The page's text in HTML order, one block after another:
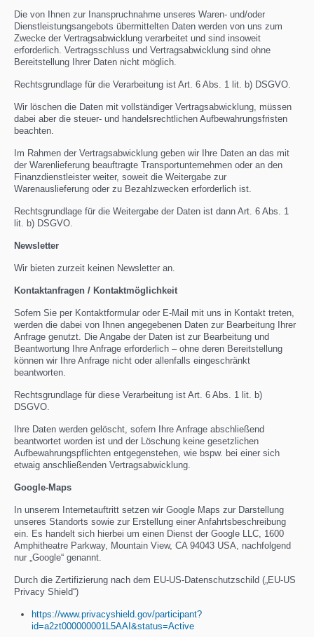
Die von Ihnen zur Inanspruchnahme unseres Waren- und/oder
Dienstleistungsangebots übermittelten Daten werden von uns zum
Zwecke der Vertragsabwicklung verarbeitet und sind insoweit
erforderlich. Vertragsschluss und Vertragsabwicklung sind ohne
Bereitstellung Ihrer Daten nicht möglich.
Rechtsgrundlage für die Verarbeitung ist Art. 6 Abs. 1 lit. b) DSGVO.
Wir löschen die Daten mit vollständiger Vertragsabwicklung, müssen
dabei aber die steuer- und handelsrechtlichen Aufbewahrungsfristen
beachten.
Im Rahmen der Vertragsabwicklung geben wir Ihre Daten an das mit
der Warenlieferung beauftragte Transportunternehmen oder an den
Finanzdienstleister weiter, soweit die Weitergabe zur
Warenauslieferung oder zu Bezahlzwecken erforderlich ist.
Rechtsgrundlage für die Weitergabe der Daten ist dann Art. 6 Abs. 1
lit. b) DSGVO.
Newsletter
Wir bieten zurzeit keinen Newsletter an.
Kontaktanfragen / Kontaktmöglichkeit
Sofern Sie per Kontaktformular oder E-Mail mit uns in Kontakt treten,
werden die dabei von Ihnen angegebenen Daten zur Bearbeitung Ihrer
Anfrage genutzt. Die Angabe der Daten ist zur Bearbeitung und
Beantwortung Ihre Anfrage erforderlich – ohne deren Bereitstellung
können wir Ihre Anfrage nicht oder allenfalls eingeschränkt
beantworten.
Rechtsgrundlage für diese Verarbeitung ist Art. 6 Abs. 1 lit. b)
DSGVO.
Ihre Daten werden gelöscht, sofern Ihre Anfrage abschließend
beantwortet worden ist und der Löschung keine gesetzlichen
Aufbewahrungspflichten entgegenstehen, wie bspw. bei einer sich
etwaig anschließenden Vertragsabwicklung.
Google-Maps
In unserem Internetauftritt setzen wir Google Maps zur Darstellung
unseres Standorts sowie zur Erstellung einer Anfahrtsbeschreibung
ein. Es handelt sich hierbei um einen Dienst der Google LLC, 1600
Amphitheatre Parkway, Mountain View, CA 94043 USA, nachfolgend
nur „Google“ genannt.
Durch die Zertifizierung nach dem EU-US-Datenschutzschild („EU-US
Privacy Shield“)
https://www.privacyshield.gov/participant?
id=a2zt000000001L5AAI&status=Active